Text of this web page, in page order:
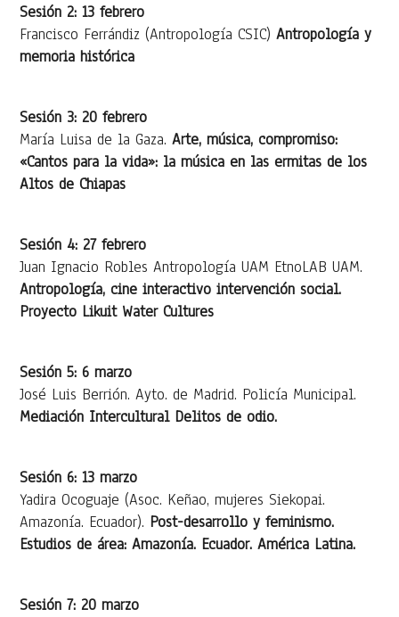
Sesión 2: 13 febrero
Francisco Ferrándiz (Antropología CSIC)Antropología y
memoria histórica
Sesión 3: 20 febrero
María Luisa de la Gaza.Arte, música, compromiso:
«Cantos para la vida»: la música en las ermitas de los
Altos de Chiapas
Sesión 4: 27 febrero
Juan Ignacio Robles Antropología UAM EtnoLAB UAM.
Antropología, cine interactivo intervención social.
Proyecto Likuit Water Cultures
Sesión 5: 6 marzo
José Luis Berrión. Ayto. de Madrid. Policía Municipal.
Mediación Intercultural Delitos de odio.
Sesión 6: 13 marzo
Yadira Ocoguaje (Asoc. Keñao, mujeres Siekopai.
Amazonía. Ecuador). Post-desarrollo y feminismo.
Estudios de área: Amazonía. Ecuador. América Latina.
Sesión 7: 20 marzo